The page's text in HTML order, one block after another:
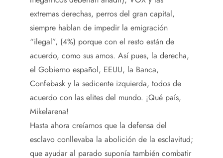
extremas derechas, perros del gran capital,
siempre hablan de impedir la emigración
“ilegal”, (4%) porque con el resto están de
acuerdo, como sus amos. Así pues, la derecha,
el Gobierno español, EEUU, la Banca,
Confebask y la sedicente izquierda, todos de
acuerdo con las elites del mundo. ¡Qué país,
Mikelarena!
Hasta ahora creíamos que la defensa del
esclavo conllevaba la abolición de la esclavitud;
que ayudar al parado suponía también combatir